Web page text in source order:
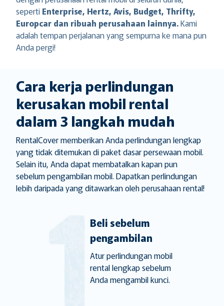
seperti Enterprise, Hertz, Avis, Budget, Thrifty,
Europcar dan ribuah perusahaan lainnya.Kami
adalah tempan perjalanan yang sempurna ke mana pun
Anda pergi!
Cara kerja perlindungan
kerusakan mobil rental
dalam 3 langkah mudah
RentalCover memberikan Anda perlindungan lengkap
yang tidak ditemukan di paket dasar persewaan mobil.
Selain itu, Anda dapat membatalkan kapan pun
sebelum pengambilan mobil. Dapatkan perlindungan
lebih daripada yang ditawarkan oleh perusahaan rental!
Beli sebelum
pengambilan
Atur perlindungan mobil
rental lengkap sebelum
Anda mengambil kunci.